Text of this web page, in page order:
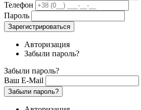
Телефон
Пароль
Зарегистрироваться
Авторизация
Забыли пароль?
Забыли пароль?
Ваш E-Mail
Забыли пароль?